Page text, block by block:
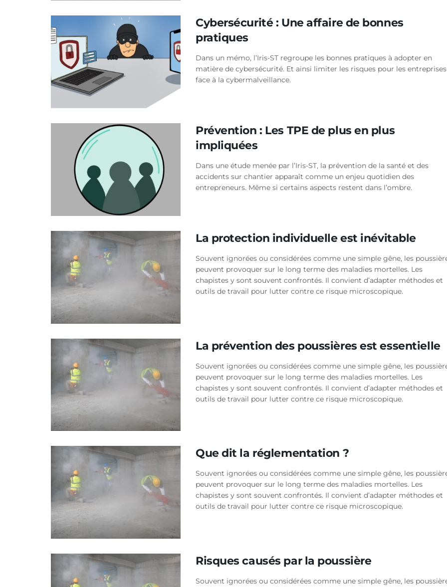
Cybersécurité : Une affaire de bonnes
pratiques
Dans un mémo, l’Iris-ST regroupe les bonnes pratiques à adopter en
matière de cybersécurité. Et ainsi limiter les risques pour les entreprises
face à la cybermalveillance.
Prévention : Les TPE de plus en plus
impliquées
Dans une étude menée par l’Iris-ST, la prévention de la santé et des
accidents sur chantier apparaît comme un enjeu quotidien des
entrepreneurs. Même si certains aspects restent dans l’ombre.
La protection individuelle est inévitable
Souvent ignorées ou considérées comme une simple gêne, les
peuvent provoquer sur le long terme des maladies mortelles. Les
chapistes y sont souvent confrontés. Il convient d’adapter méthodes et
outils de travail pour lutter contre ce risque microscopique.
La prévention des poussières est essentielle
Souvent ignorées ou considérées comme une simple gêne, les
peuvent provoquer sur le long terme des maladies mortelles. Les
chapistes y sont souvent confrontés. Il convient d’adapter méthodes et
outils de travail pour lutter contre ce risque microscopique.
Que dit la réglementation ?
Souvent ignorées ou considérées comme une simple gêne, les
peuvent provoquer sur le long terme des maladies mortelles. Les
chapistes y sont souvent confrontés. Il convient d’adapter méthodes et
outils de travail pour lutter contre ce risque microscopique.
Risques causés par la poussière
Souvent ignorées ou considérées comme une simple gêne, les